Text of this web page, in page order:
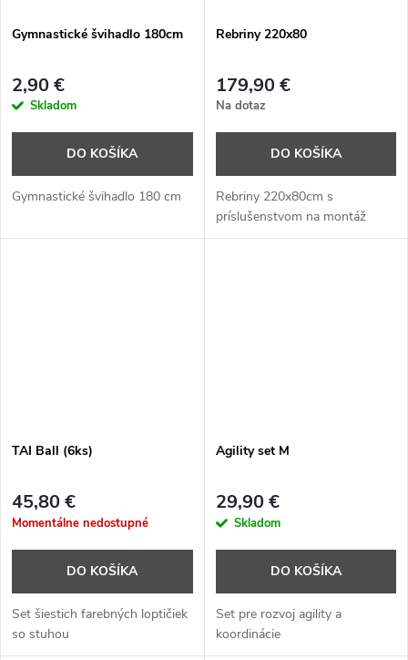
Gymnastické švihadlo 180cm
2,90 €
Skladom
DO KOŠÍKA
Gymnastické švihadlo 180 cm
Rebriny 220x80
179,90 €
Na dotaz
DO KOŠÍKA
Rebriny 220x80cm s
príslušenstvom na montáž
TAI Ball (6ks)
45,80 €
Momentálne nedostupné
DO KOŠÍKA
Set šiestich farebných loptičiek
so stuhou
Agility set M
29,90 €
Skladom
DO KOŠÍKA
Set pre rozvoj agility a
koordinácie